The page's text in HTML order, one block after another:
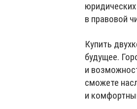
юридических
в правовой
Купить
будущее.
и
сможете
и